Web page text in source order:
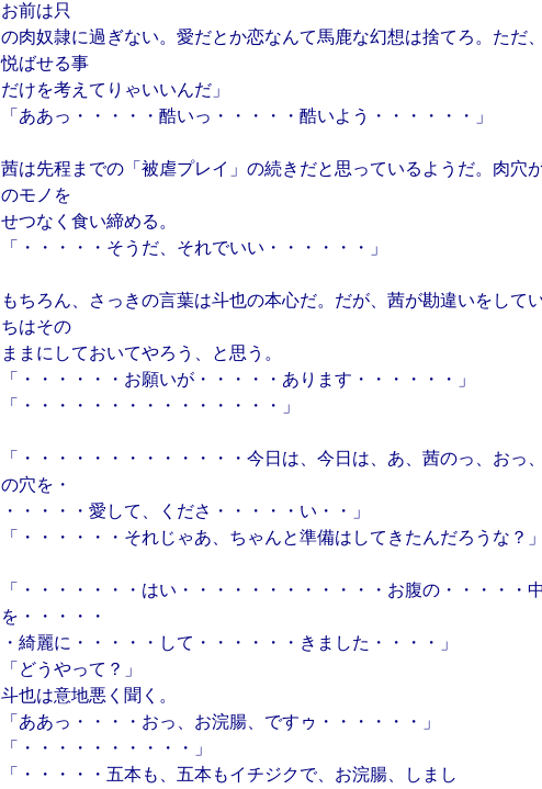
お前は只
の肉奴隷に過ぎない。愛だとか恋なんて馬鹿な幻想は捨てろ。ただ
悦ばせる事
だけを考えてりゃいいんだ」
「ああっ・・・・・酷いっ・・・・・酷いよう・・・・・・」
茜は先程までの「被虐プレイ」の続きだと思っているようだ。肉穴
のモノを
せつなく食い締める。
「・・・・・そうだ、それでいい・・・・・・」
もちろん、さっきの言葉は斗也の本心だ。だが、茜が勘違いをして
ちはその
ままにしておいてやろう、と思う。
「・・・・・・お願いが・・・・・あります・・・・・・」
「・・・・・・・・・・・・・・・」
「・・・・・・・・・・・・・今日は、今日は、あ、茜のっ、おっ
の穴を・
・・・・・愛して、くださ・・・・・い・・」
「・・・・・・それじゃあ、ちゃんと準備はしてきたんだろうな？」
「・・・・・・・はい・・・・・・・・・・・・お腹の・・・・・中
を・・・・・
・綺麗に・・・・・して・・・・・・きました・・・・」
「どうやって？」
斗也は意地悪く聞く。
「ああっ・・・・おっ、お浣腸、ですゥ・・・・・・」
「・・・・・・・・・・」
「・・・・・五本も、五本もイチジクで、お浣腸、しまし